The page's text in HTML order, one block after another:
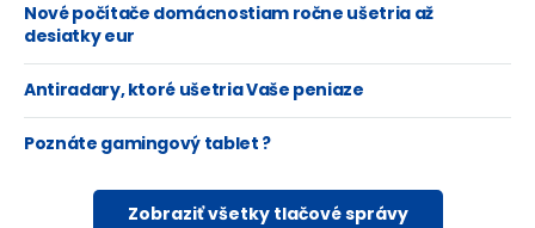
Nové počítače domácnostiam ročne ušetria až
desiatky eur
Antiradary, ktoré ušetria Vaše peniaze
Poznáte gamingový tablet ?
Zobraziť všetky tlačové správy